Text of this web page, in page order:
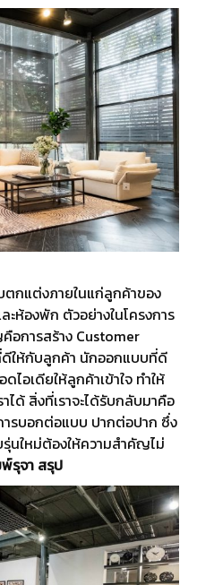
ตกแต่งภายในแก่ลูกค้าของ
ะห้องพัก ตัวอย่างในโครงการ
การสร้าง Customer
ให้กับลูกค้า นักออกแบบที่ดี
ไอเดียให้ลูกค้าเข้าใจ ทำให้
ได้ สิ่งที่เราจะได้รับกลับมาคือ
ารบอกต่อแบบ ปากต่อปาก ซึ่ง
นใหม่ต้องให้ความสำคัญไม่
รุจา สรุป